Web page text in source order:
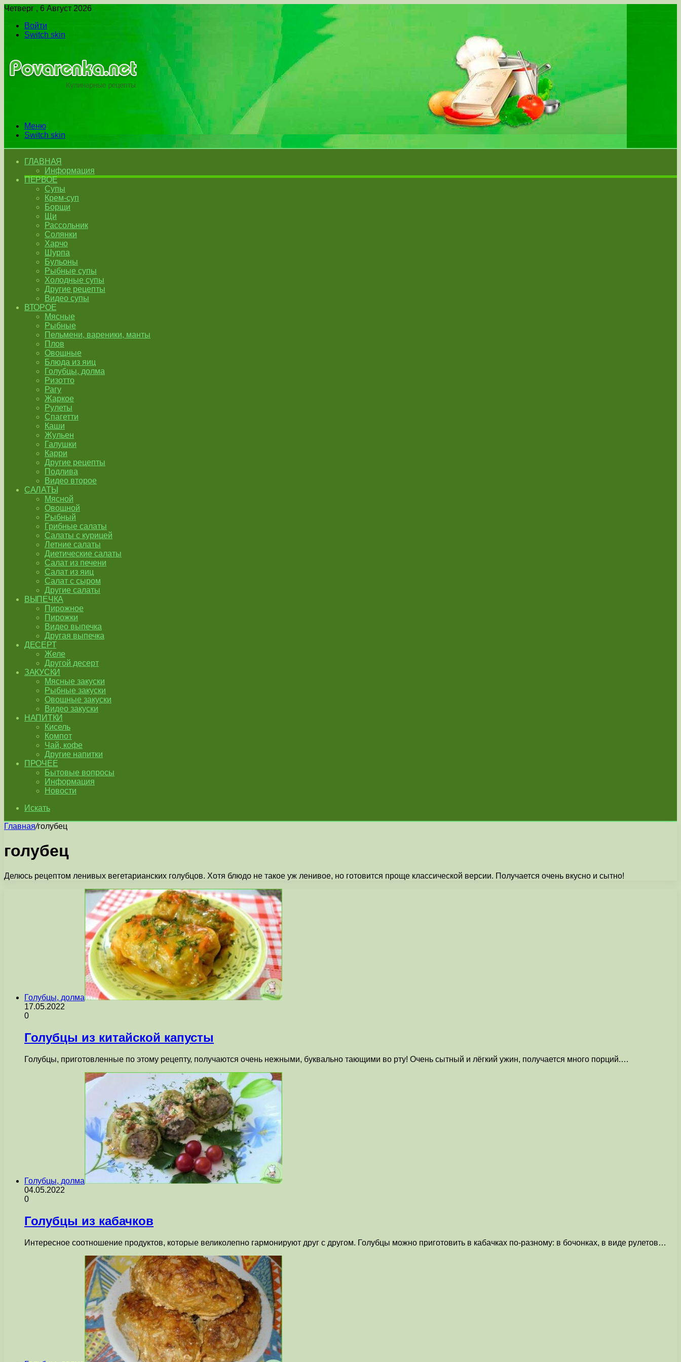
Четверг , 6 Август 2026
Войти
Switch skin
Меню
Switch skin
ГЛАВНАЯ
Информация
ПЕРВОЕ
Супы
Крем-суп
Борщи
Щи
Рассольник
Солянки
Харчо
Шурпа
Бульоны
Рыбные супы
Холодные супы
Другие рецепты
Видео супы
ВТОРОЕ
Мясные
Рыбные
Пельмени, вареники, манты
Плов
Овощные
Блюда из яиц
Голубцы, долма
Ризотто
Рагу
Жаркое
Рулеты
Спагетти
Каши
Жульен
Галушки
Карри
Другие рецепты
Подлива
Видео второе
САЛАТЫ
Мясной
Овощной
Рыбный
Грибные салаты
Салаты с курицей
Летние салаты
Диетические салаты
Салат из печени
Салат из яиц
Салат с сыром
Другие салаты
ВЫПЕЧКА
Пирожное
Пирожки
Видео выпечка
Другая выпечка
ДЕСЕРТ
Желе
Другой десерт
ЗАКУСКИ
Мясные закуски
Рыбные закуски
Овощные закуски
Видео закуски
НАПИТКИ
Кисель
Компот
Чай, кофе
Другие напитки
ПРОЧЕЕ
Бытовые вопросы
Информация
Новости
Искать
Главная/голубец
голубец
Делюсь рецептом ленивых вегетарианских голубцов. Хотя блюдо не такое уж ленивое, но готовится проще классической версии. Получается очень вкусно и сытно!
Голубцы, долма
17.05.2022
0
Голубцы из китайской капусты
Голубцы, приготовленные по этому рецепту, получаются очень нежными, буквально тающими во рту! Очень сытный и лёгкий ужин, получается много порций.…
Голубцы, долма
04.05.2022
0
Голубцы из кабачков
Интересное соотношение продуктов, которые великолепно гармонируют друг с другом. Голубцы можно приготовить в кабачках по-разному: в бочонках, в виде рулетов…